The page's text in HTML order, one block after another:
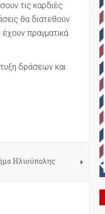
τις καρδιές
θα διατεθούν
πραγματικά
δράσεων και
Ηλιούπολης